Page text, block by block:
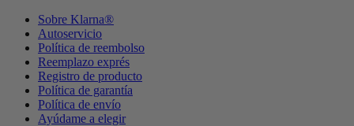
Sobre Klarna®
Autoservicio
Política de reembolso
Reemplazo exprés
Registro de producto
Política de garantía
Política de envío
Ayúdame a elegir